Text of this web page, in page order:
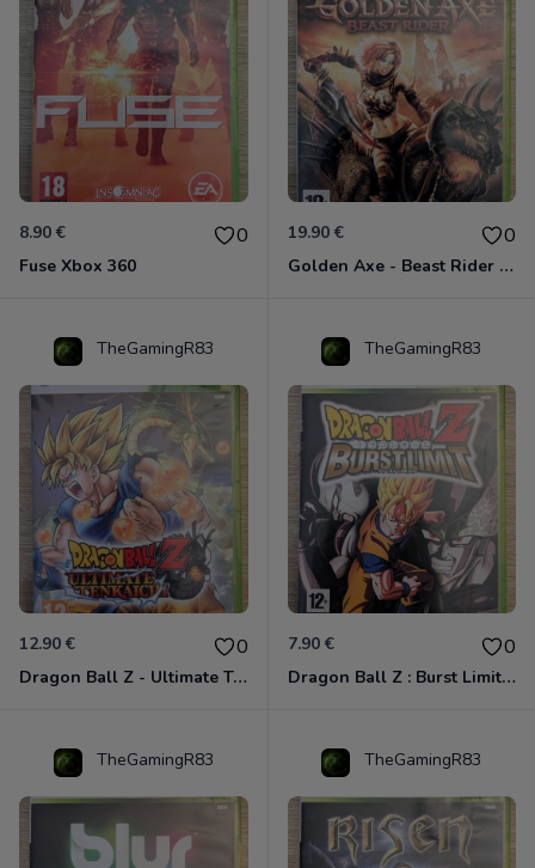
8.90 € 0
Fuse Xbox 360
19.90 € 0
Golden Axe - Beast Rider Xbox 360
TheGamingR83
12.90 € 0
Dragon Ball Z - Ultimate Tenkaichi Xbox 360
TheGamingR83
7.90 € 0
Dragon Ball Z : Burst Limit Xbox 360
TheGamingR83 TheGamingR83